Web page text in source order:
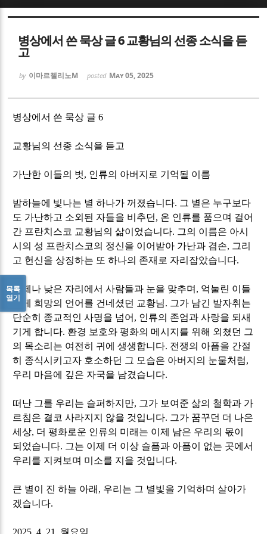
병상에서 쓴 묵상 글 6 교황님의 선종 소식을 듣
고
by 이마르첼리노M posted May 05, 2025
병상에서 쓴 묵상 글6
교황님의 선종 소식을 듣고
가난한 이들의 벗, 인류의 아버지로 기억될 이름
밤하늘에 빛나는 별 하나가 꺼졌습니다. 그 별은 누구보다
도 가난하고 소외된 자들을 비추던 , 온 인류를 품으며 걸어
간 프란치스코 교황님의 삶이었습니다. 그의 이름은 아시
시의 성 프란치스코의 정신을 이어받아 가난과 겸손, 그리
고 헌신을 상징하는 또 하나의 존재로 자리잡았습니다.
언제나 낮은 자리에서 사람들과 눈을 맞추며 , 억눌린 이들
에게 희망의 언어를 건네셨던 교황님. 그가 남긴 발자취는
단순히 종교적인 사명을 넘어 , 인류의 존엄과 사랑을 되새
기게 합니다. 환경 보호와 평화의 메시지를 위해 외쳤던 그
의 목소리는 여전히 귀에 생생합니다. 전쟁의 아픔을 간절
히 종식시키고자 호소하던 그 모습은 아버지의 눈물처럼,
우리 마음에 깊은 자국을 남겼습니다.
떠난 그를 우리는 슬퍼하지만, 그가 보여준 삶의 철학과 가
르침은 결코 사라지지 않을 것입니다. 그가 꿈꾸던 더 나은
세상, 더 평화로운 인류의 미래는 이제 남은 우리의 몫이
되었습니다. 그는 이제 더 이상 슬픔과 아픔이 없는 곳에서
우리를 지켜보며 미소를 지을 것입니다.
큰 별이 진 하늘 아래 , 우리는 그 별빛을 기억하며 살아가
겠습니다.
2025, 4, 21. 월요일
목록
열기
Sketchbook5, 스케치북5
Sketchbook5, 스케치북5
Sketchbook5, 스케치북5
Sketchbook5, 스케치북5